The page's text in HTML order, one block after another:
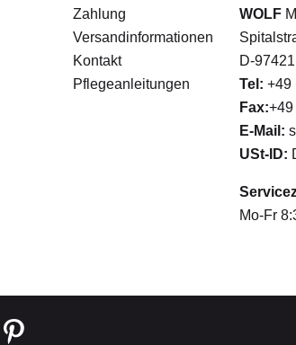
Zahlung
Versandinformationen
Kontakt
Pflegeanleitungen
WOLF
D-
Tel: +49
Fax:
E-Mail:
USt-ID:
Mo-Fr